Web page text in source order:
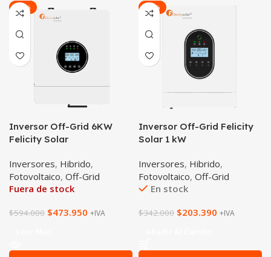
-20%
Inversor Off-Grid 6KW
Felicity Solar
Inversores, Hibrido,
Fotovoltaico, Off-Grid
Fuera de stock
$594.000 $473.950 +IVA
-41%
Inversor Off-Grid Felicity
Solar 1 kW
Inversores, Hibrido,
Fotovoltaico, Off-Grid
En stock
$342.000 $203.390 +IVA